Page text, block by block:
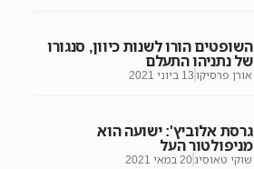
השופטים הורו לשנות כיוון, סנגורו
של נתניהו התעלם
אורן פרסיקו 13 ביוני 2021
גרסת אלוביץ': ישועה הוא
מניפולטור העל
שוקי טאוסיג20 במאי 2021